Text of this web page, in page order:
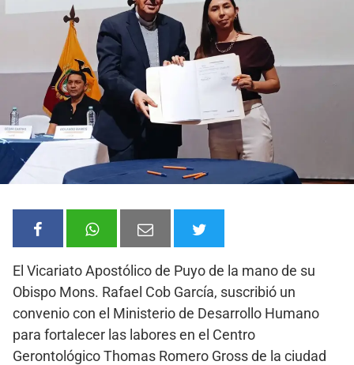
El Vicariato Apostólico de Puyo de la mano de su
Obispo Mons. Rafael Cob García, suscribió un
convenio con el Ministerio de Desarrollo Humano
para fortalecer las labores en el Centro
Gerontológico Thomas Romero Gross de la ciudad